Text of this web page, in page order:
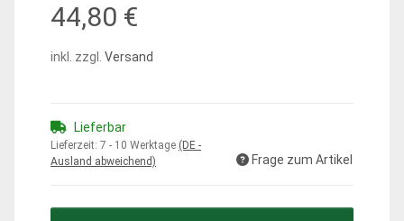
44,80 €
inkl. zzgl. Versand
Lieferbar
Lieferzeit: 7 - 10 Werktage (DE -
Ausland abweichend)
Frage zum Artikel